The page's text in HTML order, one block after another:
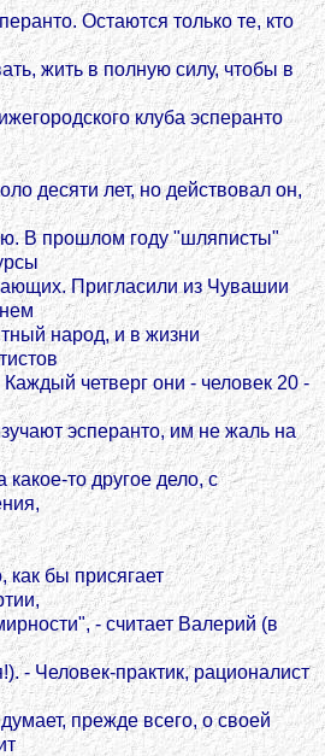
Остаются только те, кто
жить в полную силу, чтобы в
клуба эсперанто
десяти лет, но действовал он,
В прошлом году "шляписты"
Пригласили из Чувашии
народ, и в жизни
четверг они - человек 20 -
эсперанто, им не жаль на
какое-то другое дело, с
как бы присягает
- считает Валерий (в
- Человек-практик, рационалист
прежде всего, о своей